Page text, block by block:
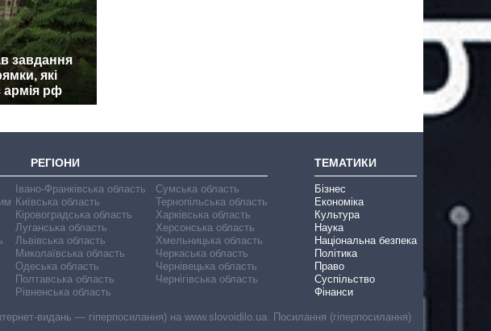
завдання
які
армія рф
РЕГІОНИ
Івано-Франківська область
Київська область
Кіровоградська область
Луганська область
Львівська область
Миколаївська область
Одеська область
Полтавська область
Рівненська область
Сумська область
Тернопільська область
Харківська область
Херсонська область
Хмельницька область
Черкаська область
Чернівецька область
Чернігівська область
ТЕМАТИКИ
Бізнес
Економіка
Культура
Наука
Національна безпека
Політика
Право
Суспільство
Фінанси
видань — гіперпосилання) на www.slovoidilo.ua. Посилання (гіперпосилання)